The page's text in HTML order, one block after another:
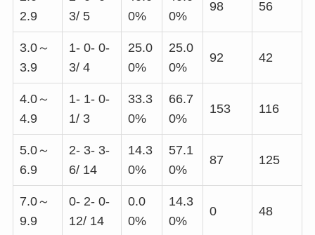
2.9
3/ 5
0%
0%
98 56
3.0～
3.9
1- 0- 0-
3/ 4
25.0
0%
25.0
0%
92 42
4.0～
4.9
1- 1- 0-
1/ 3
33.3
0%
66.7
0%
153 116
5.0～
6.9
2- 3- 3-
6/ 14
14.3
0%
57.1
0%
87 125
7.0～
9.9
0- 2- 0-
12/ 14
0.0
0%
14.3
0%
0 48